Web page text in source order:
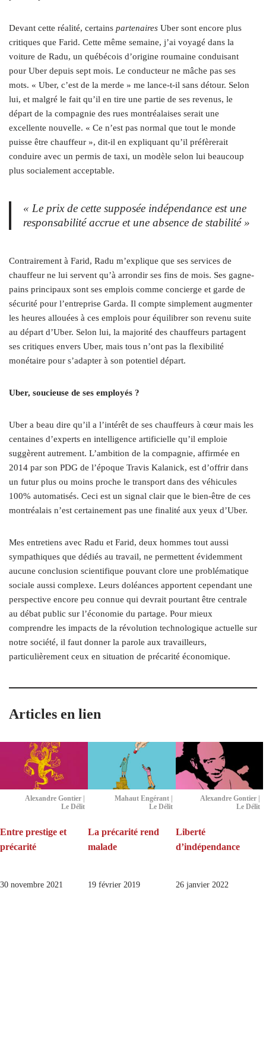
Devant cette réalité, certains partenaires Uber sont encore plus
critiques que Farid. Cette même semaine, j’ai voyagé dans la
voiture de Radu, un québécois d’origine roumaine conduisant
pour Uber depuis sept mois. Le conducteur ne mâche pas ses
mots. « Uber, c’est de la merde » me lance-t-il sans détour. Selon
lui, et malgré le fait qu’il en tire une partie de ses revenus, le
départ de la compagnie des rues montréalaises serait une
excellente nouvelle. « Ce n’est pas normal que tout le monde
puisse être chauffeur », dit-il en expliquant qu’il préfèrerait
conduire avec un permis de taxi, un modèle selon lui beaucoup
plus socialement acceptable.
« Le prix de cette supposée indépendance est une
responsabilité accrue et une absence de stabilité »
Contrairement à Farid, Radu m’explique que ses services de
chauffeur ne lui servent qu’à arrondir ses fins de mois. Ses gagne-
pains principaux sont ses emplois comme concierge et garde de
sécurité pour l’entreprise Garda. Il compte simplement augmenter
les heures allouées à ces emplois pour équilibrer son revenu suite
au départ d’Uber. Selon lui, la majorité des chauffeurs partagent
ses critiques envers Uber, mais tous n’ont pas la flexibilité
monétaire pour s’adapter à son potentiel départ.
Uber, soucieuse de ses employés ?
Uber a beau dire qu’il a l’intérêt de ses chauffeurs à cœur mais les
centaines d’experts en intelligence artificielle qu’il emploie
suggèrent autrement. L’ambition de la compagnie, affirmée en
2014 par son PDG de l’époque Travis Kalanick, est d’offrir dans
un futur plus ou moins proche le transport dans des véhicules
100% automatisés. Ceci est un signal clair que le bien-être de ces
montréalais n’est certainement pas une finalité aux yeux d’Uber.
Mes entretiens avec Radu et Farid, deux hommes tout aussi
sympathiques que dédiés au travail, ne permettent évidemment
aucune conclusion scientifique pouvant clore une problématique
sociale aussi complexe. Leurs doléances apportent cependant une
perspective encore peu connue qui devrait pourtant être centrale
au débat public sur l’économie du partage. Pour mieux
comprendre les impacts de la révolution technologique actuelle sur
notre société, il faut donner la parole aux travailleurs,
particulièrement ceux en situation de précarité économique.
Articles en lien
Alexandre Gontier |
Le Délit
Entre prestige et
précarité
30 novembre 2021
Mahaut Engérant |
Le Délit
La précarité rend
malade
19 février 2019
Alexandre Gontier |
Le Délit
Liberté
d’indépendance
26 janvier 2022